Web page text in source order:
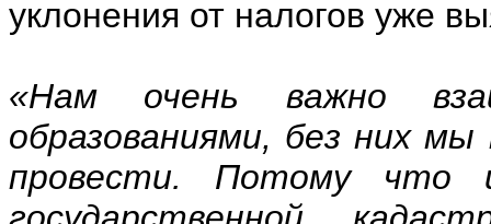
уклонения от налогов уже
«Нам очень важно
образованиями, без них
провести. Потому что